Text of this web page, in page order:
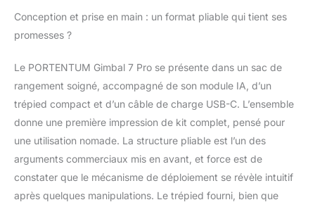
arrêter le suivi, et pour
niveaux de luminosité
et de température.
SUIVI AVANCÉ ET
MODES VIDÉO
officielle, vous pouvez
suivre n’importe quel
objet ou zone dans le
cadre. Le gimbal
Conception et prise en main : un format pliable qui tient ses
promesses ?
Le PORTENTUM Gimbal 7 Pro se présente dans un sac de
rangement soigné, accompagné de son module IA, d’un
trépied compact et d’un câble de charge USB-C. L’ensemble
donne une première impression de kit complet, pensé pour
une utilisation nomade. La structure pliable est l’un des
arguments commerciaux mis en avant, et force est de
constater que le mécanisme de déploiement se révèle intuitif
après quelques manipulations. Le trépied fourni, bien que